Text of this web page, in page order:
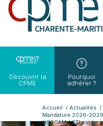
Découvrir la
CPME
Pourquoi
adhérer ?
Accueil / Actualités /
Mandature 2026-
UGECAM / CTI est